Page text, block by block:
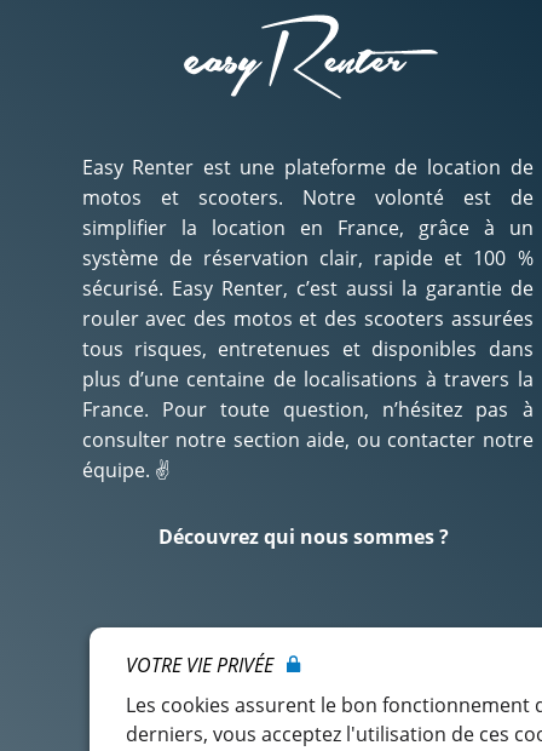
Easy Renter est une plateforme de location de
motos et scooters. Notre volonté est de
simplifier la location en France, grâce à un
système de réservation clair, rapide et 100 %
sécurisé. Easy Renter, c’est aussi la garantie de
rouler avec des motos et des scooters assurées
tous risques, entretenues et disponibles dans
plus d’une centaine de localisations à travers la
France. Pour toute question, n’hésitez pas à
consulter notre section aide, ou contacter notre
équipe. ✌️
Découvrez qui nous sommes ?
VOTRE VIE PRIVÉE
Les cookies assurent le bon fonctionnement
derniers, vous acceptez l'utilisation de ces